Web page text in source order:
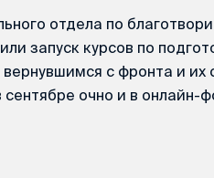
отдела по
запуск курсов по
с фронта и их
сентябре очно и в онлайн-